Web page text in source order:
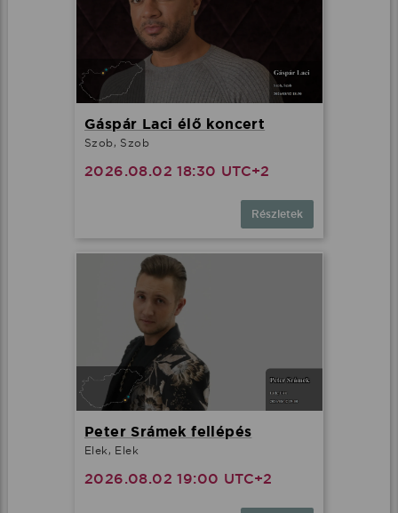
Gáspár Laci élő koncert
Szob, Szob
2026.08.02 18:30 UTC+2
Részletek
Peter Srámek fellépés
Elek, Elek
2026.08.02 19:00 UTC+2